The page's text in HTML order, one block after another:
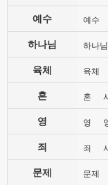
예수 예수
하나님 하나님
육체 육체
혼 혼
영 영
죄 죄
문제 문제